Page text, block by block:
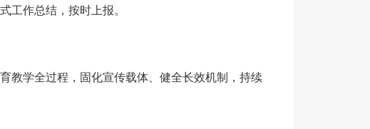
工作总结，按时上报。
教学全过程，固化宣传载体、健全长效机制，持续